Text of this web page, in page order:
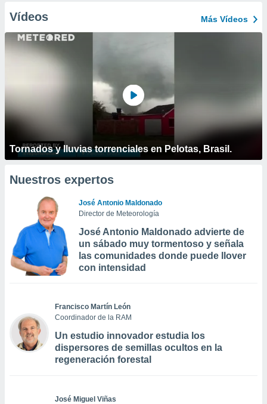
Vídeos Más Vídeos
Tornados y lluvias torrenciales en Pelotas, Brasil.
Nuestros expertos
José Antonio Maldonado
Director de Meteorología
José Antonio Maldonado advierte de
un sábado muy tormentoso y señala
las comunidades donde puede llover
con intensidad
Francisco Martín León
Coordinador de la RAM
Un estudio innovador estudia los
dispersores de semillas ocultos en la
regeneración forestal
José Miguel Viñas